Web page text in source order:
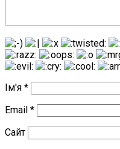
Ім'я *
Email *
Сайт